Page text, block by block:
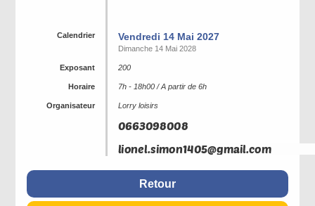
Calendrier Vendredi 14 Mai 2027
Dimanche 14 Mai 2028
Exposant 200
Horaire 7h - 18h00 / A partir de 6h
Organisateur Lorry loisirs
Retour